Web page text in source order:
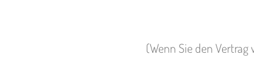
(Wenn Sie den